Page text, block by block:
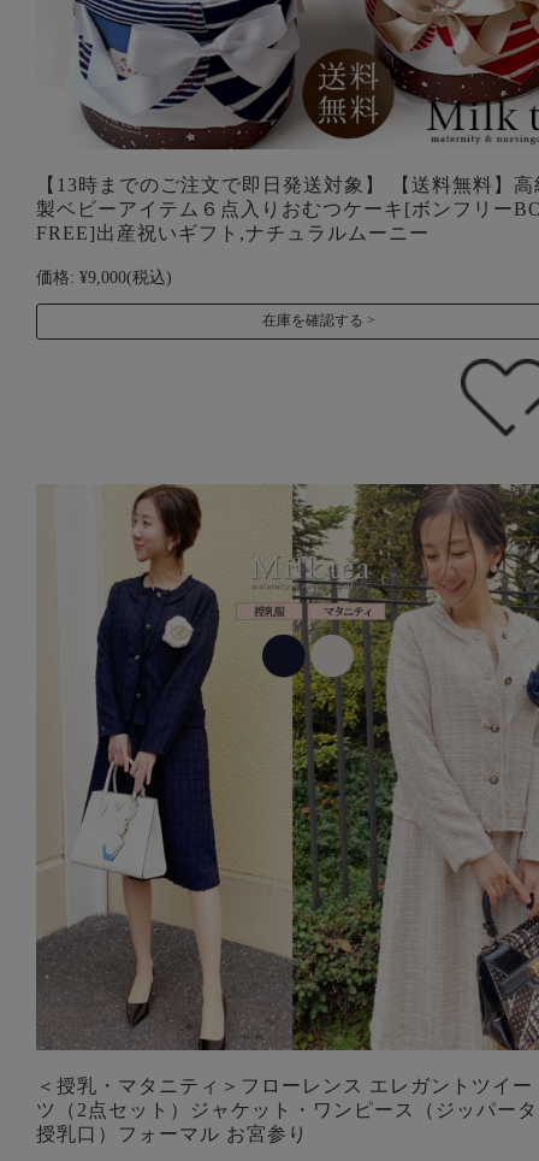
【13時までのご注文で即日発送対象】 【送料無料】
製ベビーアイテム６点入りおむつケーキ[ボンフリー
FREE]出産祝いギフト,ナチュラルムーニー
価格: ¥9,000(税込)
在庫を確認する
＜授乳・マタニティ＞フローレンス エレガントツイー
ツ（2点セット）ジャケット・ワンピース（ジッパー
授乳口）フォーマル お宮参り